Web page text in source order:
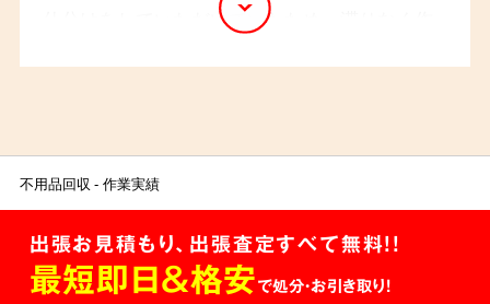
仕分けをしていただいていたため、滞りなく作
のお言葉をいただきました。
不用品回収 作業実績
出張お見積もり、出張査定すべて無料!!
最短即日＆格安で処分・お引き取り！